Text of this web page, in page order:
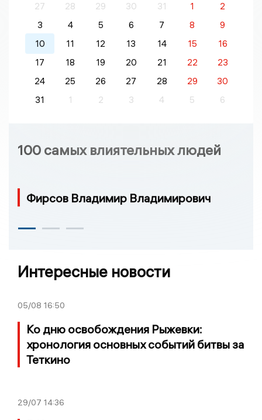
27
28 29 30 31 1
2
3
4 5 6 7 8
9
10
11 12 13 14 15
16
17
18 19 20 21 22
23
24
25 26 27 28 29
30
31
1 2 3 4 5 6
100 самых влиятельных людей
Фирсов Владимир Владимирович
Интересные новости
05/08 16:50
Ко дню освобождения Рыжевки:
хронология основных событий битвы за
Теткино
29/07 14:36